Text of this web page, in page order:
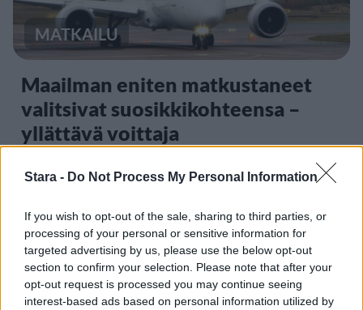
Stara - Do Not Process My Personal Information
If you wish to opt-out of the sale, sharing to third parties, or
processing of your personal or sensitive information for
targeted advertising by us, please use the below opt-out
section to confirm your selection. Please note that after your
opt-out request is processed you may continue seeing
interest-based ads based on personal information utilized by
MATKAILU
Maailman eniten matkustaneet
valitsivat suosikkikohteensa –
yllättävä voittaja
2